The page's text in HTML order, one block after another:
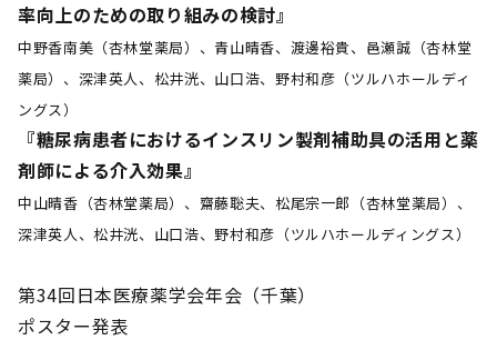
率向上のための取り組みの検討』
中野香南美（杏林堂薬局）、青山晴香、渡邊裕貴、邑瀬誠（杏林堂
薬局）、深津英人、松井洸、山口浩、野村和彦（ツルハホールディ
ングス）
『糖尿病患者におけるインスリン製剤補助具の活用と薬
剤師による介入効果』
中山晴香（杏林堂薬局）、齋藤聡夫、松尾宗一郎（杏林堂薬局）、
深津英人、松井洸、山口浩、野村和彦（ツルハホールディングス）
第34回日本医療薬学会年会（千葉）
ポスター発表